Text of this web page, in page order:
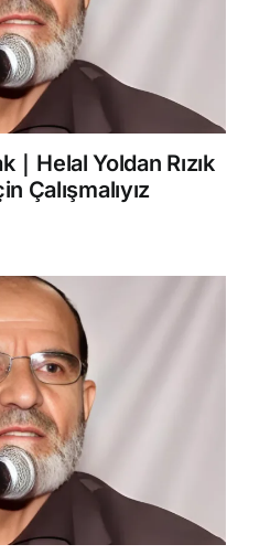
Helal Yoldan Rızık
Çalışmalıyız